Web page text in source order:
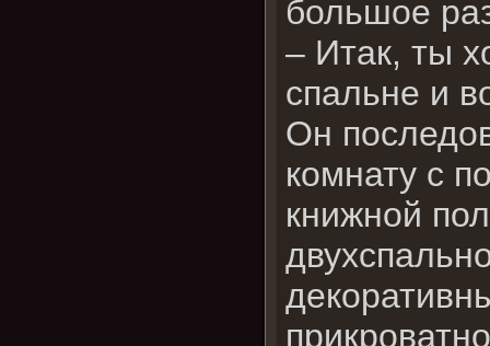
большое
– Итак, ты
спальне и
Он
комнату с
книжной